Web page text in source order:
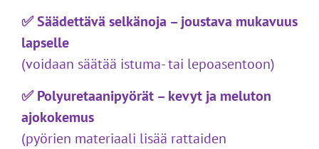
✅ Säädettävä selkänoja – joustava mukavuus
lapselle
(voidaan säätää istuma- tai lepoasentoon)
✅ Polyuretaanipyörät – kevyt ja meluton
ajokokemus
(pyörien materiaali lisää rattaiden